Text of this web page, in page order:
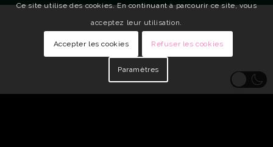
Ce site utilise des cookies. En continuant à parcourir ce site, vous
acceptez leur utilisation.
Accepter les cookies Refuser les cookies
Paramètres